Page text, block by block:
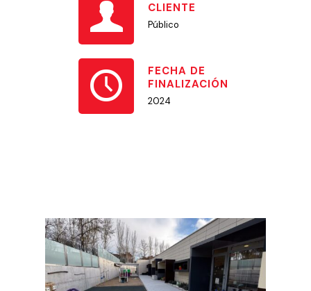
CLIENTE
Público
FECHA DE
FINALIZACIÓN
2024